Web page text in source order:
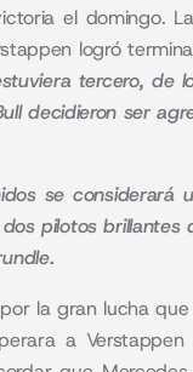
el domingo.
logró
tercero, de
decidieron ser
se considerará
pilotos
la gran lucha
a